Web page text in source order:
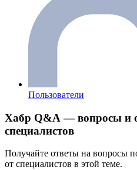
Пользователи
Хабр Q&A — вопросы и
специалистов
Получайте ответы на вопросы
от специалистов в этой теме.